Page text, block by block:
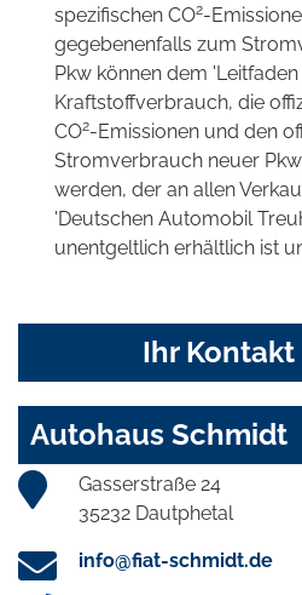
spezifischen CO2-
gegebenenfalls zum
Pkw können dem
Kraftstoffverbrauch, die
CO2-Emissionen und den
Stromverbrauch neuer
werden, der an allen
'Deutschen Automobil
unentgeltlich erhältlich ist
Ihr Kontakt
Autohaus Schmidt
Gasserstraße 24
35232 Dautphetal
info@fiat-schmidt.de